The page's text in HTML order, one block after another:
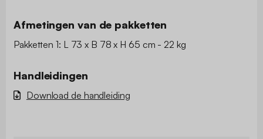
Afmetingen van de pakketten
Pakketten 1: L 73 x B 78 x H 65 cm - 22 kg
Handleidingen
Download de handleiding